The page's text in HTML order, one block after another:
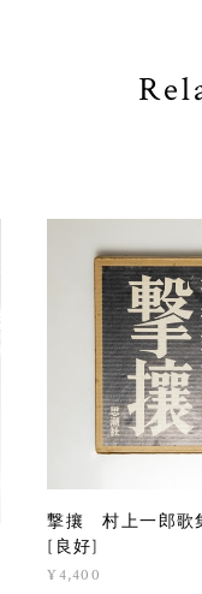
撃攘 村上一郎
[良好]
¥4,400